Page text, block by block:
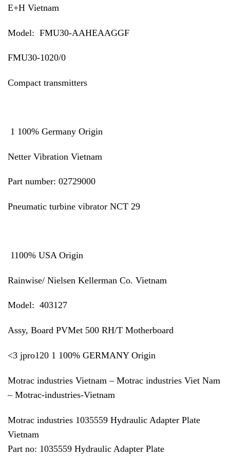
E+H Vietnam
Model: FMU30-AAHEAAGGF
FMU30-1020/0
Compact transmitters
1 100% Germany Origin
Netter Vibration Vietnam
Part number: 02729000
Pneumatic turbine vibrator NCT 29
1100% USA Origin
Rainwise/ Nielsen Kellerman Co. Vietnam
Model: 403127
Assy, Board PVMet 500 RH/T Motherboard
<3 jpro120 1 100% GERMANY Origin
Motrac industries Vietnam – Motrac industries Viet Nam
– Motrac-industries-Vietnam
Motrac industries 1035559 Hydraulic Adapter Plate
Vietnam
Part no: 1035559 Hydraulic Adapter Plate